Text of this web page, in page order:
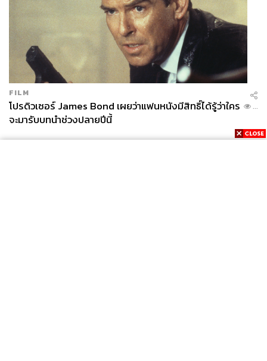
FILM
โปรดิวเซอร์ James Bond เผยว่าแฟนหนังมีสิทธิ์ได้รู้ว่าใคร
จะมารับบทนำช่วงปลายปีนี้
...